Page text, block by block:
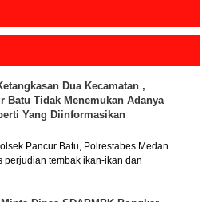
Dua Kecamatan ,
Batu Tidak Menemukan Adanya
Yang Diinformasikan
Pancur Batu, Polrestabes Medan
perjudian tembak ikan-ikan dan